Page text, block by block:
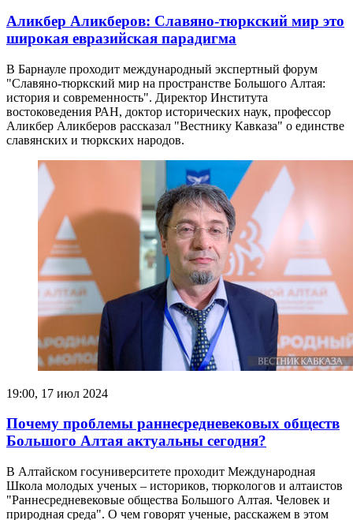
Аликбер Аликберов: Славяно-тюркский мир это
широкая евразийская парадигма
В Барнауле проходит международный экспертный форум
"Cлавяно-тюркский мир на пространстве Большого Алтая:
история и современность". Директор Института
востоковедения РАН, доктор исторических наук, профессор
Аликбер Аликберов рассказал "Вестнику Кавказа" о единстве
славянских и тюркских народов.
19:00, 17 июл 2024
Почему проблемы раннесредневековых обществ
Большого Алтая актуальны сегодня?
В Алтайском госуниверситете проходит Международная
Школа молодых ученых – историков, тюркологов и алтаистов
"Раннесредневековые общества Большого Алтая. Человек и
природная среда". О чем говорят ученые, расскажем в этом